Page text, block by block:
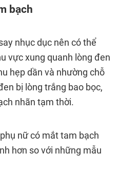
bạch
nhục dục nên có thể
vực xung quanh lòng đen
hẹp dần và nhường chỗ
bị lòng trắng bao bọc,
nhãn tạm thời.
nữ có mắt tam bạch
hơn so với những mẫu